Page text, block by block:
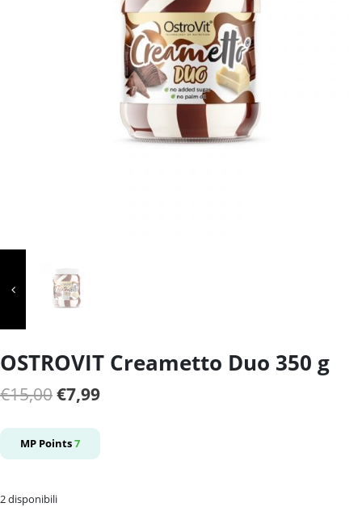
OSTROVIT Creametto Duo 350 g
€15,00Il
originale
€15,00.
€7,99Il
MP Points7
2 disponibili